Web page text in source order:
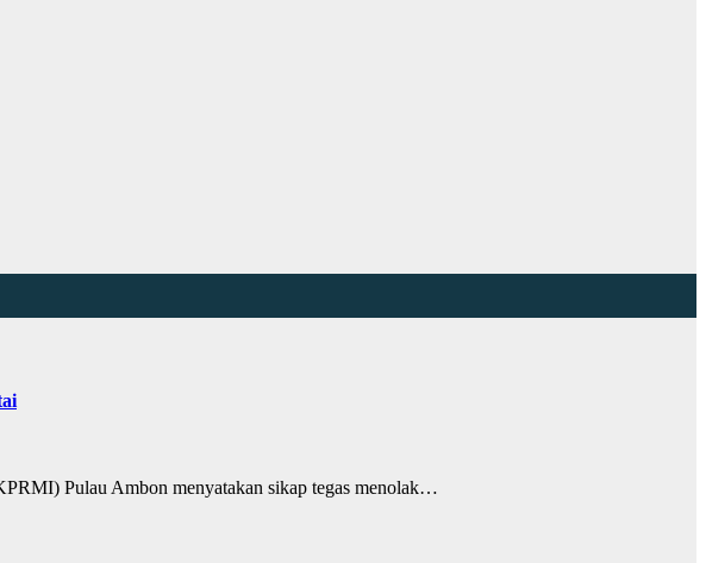
Pulau Ambon menyatakan sikap tegas menolak…